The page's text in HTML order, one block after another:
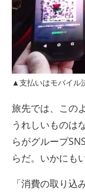
▲支払いはモバイル
旅先では、この
うれしいものは
らがグループ
らだ。いかにも
「消費の取り込